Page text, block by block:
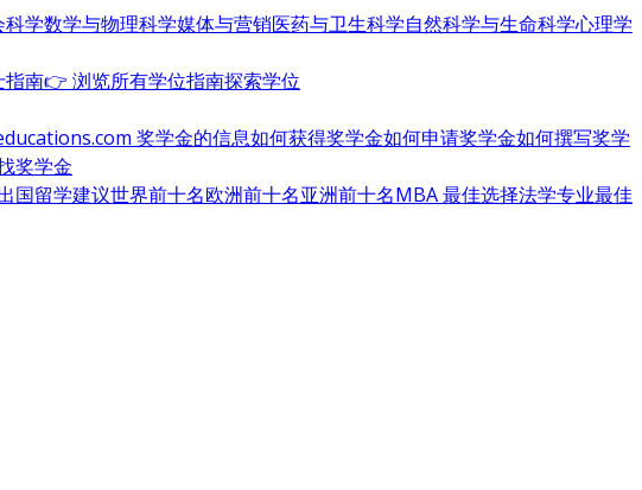
科学数学与物理科学媒体与营销医药与卫生科学自然科学与生命科学心理学
指南👉 浏览所有学位指南探索学位
奖学金的信息如何获得奖学金如何申请奖学金如何撰写奖学
奖学金
国留学建议世界前十名欧洲前十名亚洲前十名MBA 最佳选择法学专业最佳